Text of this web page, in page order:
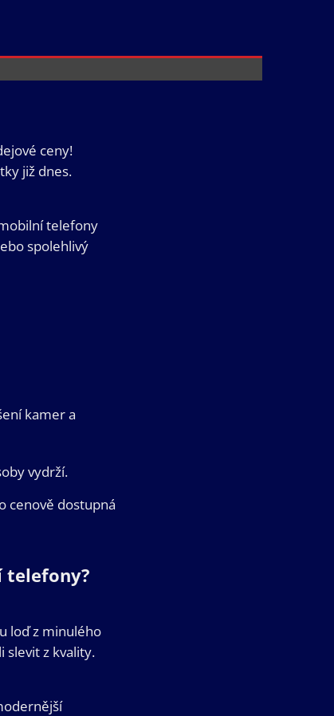
ceny!
již dnes.
telefony
spolehlivý
kamer a
vydrží.
cenově dostupná
telefony?
loď z minulého
slevit z kvality.